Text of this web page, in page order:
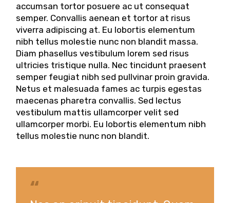
accumsan tortor posuere ac ut consequat
semper. Convallis aenean et tortor at risus
viverra adipiscing at. Eu lobortis elementum
nibh tellus molestie nunc non blandit massa.
Diam phasellus vestibulum lorem sed risus
ultricies tristique nulla. Nec tincidunt praesent
semper feugiat nibh sed pullvinar proin gravida.
Netus et malesuada fames ac turpis egestas
maecenas pharetra convallis. Sed lectus
vestibulum mattis ullamcorper velit sed
ullamcorper morbi. Eu lobortis elementum nibh
tellus molestie nunc non blandit.